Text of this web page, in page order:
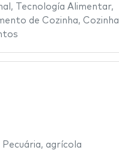
, Tecnología Alimentar,
de Cozinha, Cozinha
Pecuária, agrícola